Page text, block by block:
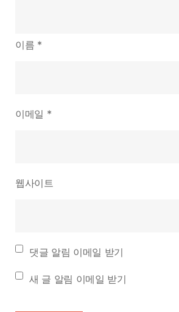
이름 *
이메일 *
웹사이트
댓글 알림 이메일 받기
새 글 알림 이메일 받기